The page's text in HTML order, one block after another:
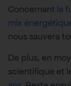
Concernant la
mix
nous sauvera
De plus, en
scientifique et